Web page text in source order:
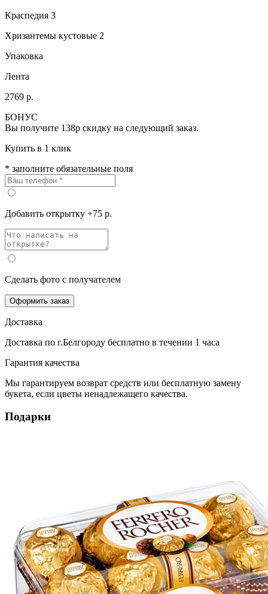
Краспедия 3
Хризантемы кустовые 2
Упаковка
Лента
2769 р.
БОНУС
Вы получите 138р скидку на следующий заказ.
Купить в 1 клик
* заполните обязательные поля
Добавить открытку +75 р.
Сделать фото с получателем
Оформить заказ
Доставка
Доставка по г.Белгороду бесплатно в течении 1 часа
Гарантия качества
Мы гарантируем возврат средств или бесплатную замену
букета, если цветы ненадлежащего качества.
Подарки